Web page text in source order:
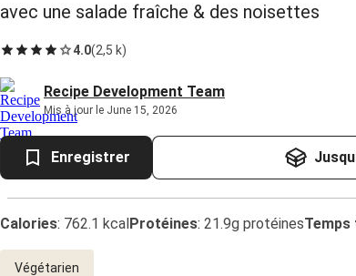
avec une salade fraîche & des noisettes
4.0(2,5 k)
Recipe Development Team
Mis à jour le June 15, 2026
Enregistrer
Calories: 762.1 kcalProtéines: 21.9g protéines
Végétarien